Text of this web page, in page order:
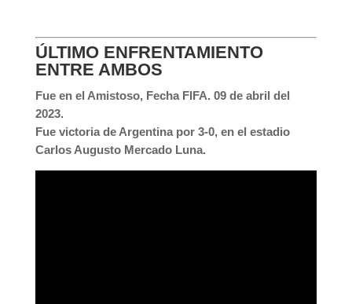
ÚLTIMO ENFRENTAMIENTO
ENTRE AMBOS
Fue en el Amistoso, Fecha FIFA. 09 de abril del
2023.
Fue victoria de Argentina por 3-0, en el estadio
Carlos Augusto Mercado Luna.